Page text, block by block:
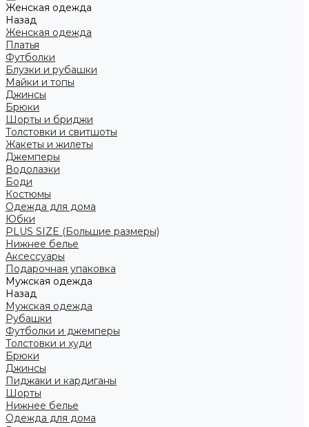
Женская одежда
Назад
Женская одежда
Платья
Футболки
Блузки и рубашки
Майки и топы
Джинсы
Брюки
Шорты и бриджи
Толстовки и свитшоты
Жакеты и жилеты
Джемперы
Водолазки
Боди
Костюмы
Одежда для дома
Юбки
PLUS SIZE (Большие размеры)
Нижнее белье
Аксессуары
Подарочная упаковка
Мужская одежда
Назад
Мужская одежда
Рубашки
Футболки и джемперы
Толстовки и худи
Брюки
Джинсы
Пиджаки и кардиганы
Шорты
Нижнее белье
Одежда для дома